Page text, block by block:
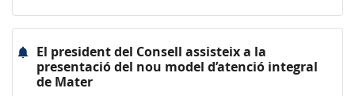
El president del Consell assisteix a la
presentació del nou model d’atenció integral
de Mater